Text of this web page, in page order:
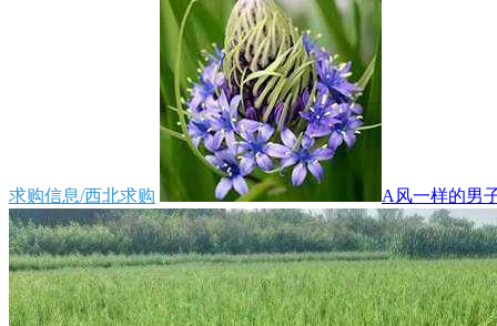
求购信息/西北求购 A风一样的男